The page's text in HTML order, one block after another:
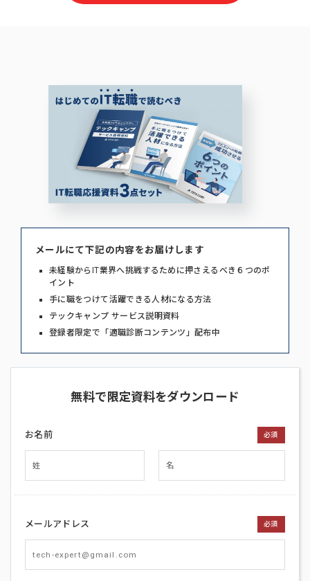
メールにて下記の内容をお届けします
未経験からIT業界へ挑戦するために押さえるべき６つのポ
イント
手に職をつけて活躍できる人材になる方法
テックキャンプ サービス説明資料
登録者限定で「適職診断コンテンツ」配布中
無料で限定資料をダウンロード
お名前 必須
メールアドレス 必須